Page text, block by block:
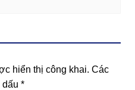
hiển thị công khai. Các
*